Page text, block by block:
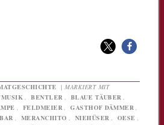
|MARKIERT MIT
BENTLER BLAUE TÄUBER
FELDMEIER GASTHOF DÄMMER
MERANCHITO NIEHÜSER OESE